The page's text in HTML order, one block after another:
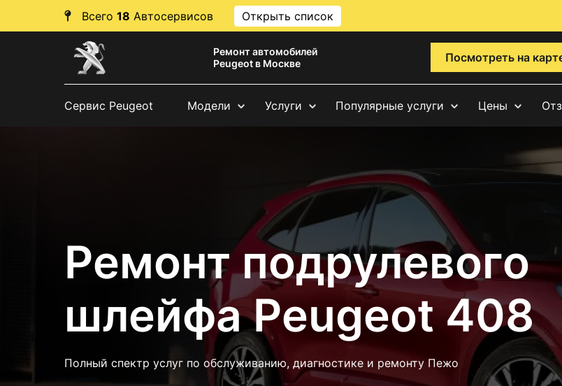
Всего 18 Автосервисов Открыть список
Ремонт автомобилей
Peugeot в Москве
Посмотреть на
Сервис Peugeot Модели Услуги Популярные услуги Цены
Ремонт подрулевого
шлейфа Peugeot 408
Полный спектр услуг по обслуживанию, диагностике и ремонту Пежо